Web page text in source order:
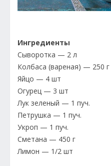
Ингредиенты
Сыворотка — 2 л
Колбаса (вареная) — 250 г
Яйцо — 4 шт
Огурец — 3 шт
Лук зеленый — 1 пуч.
Петрушка — 1 пуч.
Укроп — 1 пуч.
Сметана — 450 г
Лимон — 1/2 шт